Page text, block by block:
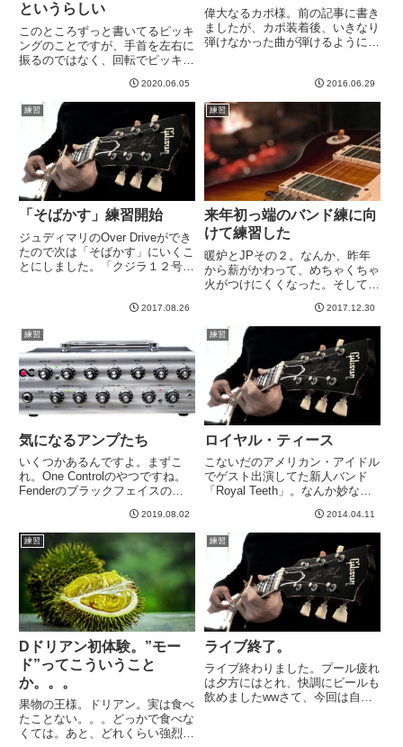
というらしい
このところずっと書いてるピッキ
ングのことですが、手首を左右に
振るのではなく、回転でピッキン
で、いろいろ教えてくれる動画な
いかなとおもって探したらこんな
のを見つけました。あー、これで
すこれです。私が今悩んでて、こ
う...
2020.06.05
偉大なるカポ様。前の記事に書き
ましたが、カポ装着後、いきなり
弾けなかった曲が弾けるようにな
しました。弾けるようになったと
いうのは、比較の問題で、まだマ
スターできてません。というわ...
2016.06.29
練習
「そばかす」練習開始
ジュディマリのOver Driveができ
たので次は「そばかす」にいくこ
とにしました。「クジラ１２号」
ほうが弾けた時が楽しそうかな、
ロを反復練習！反復！...
2017.08.26
練習
来年初っ端のバンド練に向
けて練習した
暖炉とJPその２。なんか、昨年
から薪がかわって、めちゃくちゃ
火がつけにくくなった。そして今
い。でも天気は良いので雪が降ら
ず、スキー場もけっこうハゲてて
やや寂しいですね。昨年よりマシ
だけど。この2月２４日のライ
ブ...
2017.12.30
練習
気になるアンプたち
いくつかあるんですよ。まずこ
れ。One Controlのやつですね。
Fenderのブラックフェイスのよ
す。ソリッドステートなんです
が、JCのように硬い感じではな
さそうで、いろんな動画みてると
すごい良さそうなんです...
2019.08.02
練習
ロイヤル・ティース
こないだのアメリカン・アイドル
でゲスト出演してた新人バンド
「Royal Teeth」。なんか妙なス
てまして。。。というわけで、
YoutubeでPV探してみました＾＾
単にこなれてないともいいきれな
い、絶妙なアンバ...
2014.04.11
練習
Dドリアン初体験。”モー
ド”ってこういうこと
か。。。
果物の王様。ドリアン。実は食べ
たことない。。。どっかで食べな
くては。あと、どれくらい強烈な
練習
ライブ終了。
ライブ終わりました。プール疲れ
は夕方にはとれ、快調にビールも
飲めましたwwさて、今回は自分